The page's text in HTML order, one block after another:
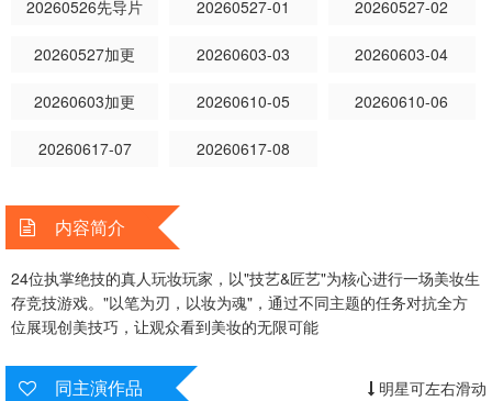
20260526先导片 20260527-01 20260527-02
20260527加更 20260603-03 20260603-04
20260603加更 20260610-05 20260610-06
20260617-07 20260617-08
内容简介
24位执掌绝技的真人玩妆玩家，以"技艺&匠艺"为核心进行一场美妆生
存竞技游戏。"以笔为刃，以妆为魂"，通过不同主题的任务对抗全方
位展现创美技巧，让观众看到美妆的无限可能
同主演作品 明星可左右滑动